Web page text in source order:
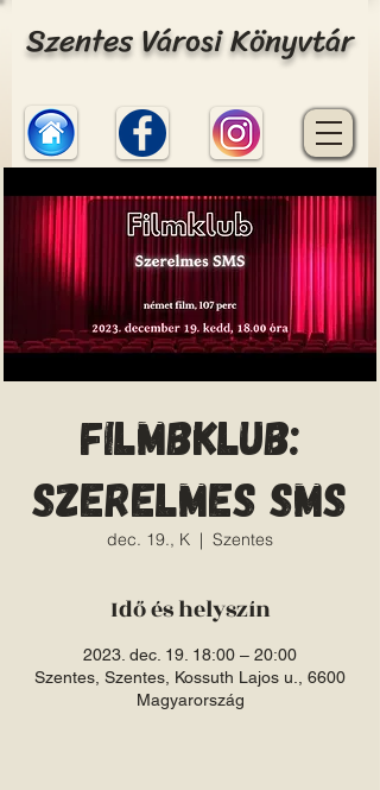
Szentes Városi Könyvtár
Filmbklub:
Szerelmes SMS
dec. 19., K
  |
Szentes
Idő és helyszín
2023. dec. 19. 18:00 – 20:00
Szentes, Szentes, Kossuth Lajos u., 6600
Magyarország